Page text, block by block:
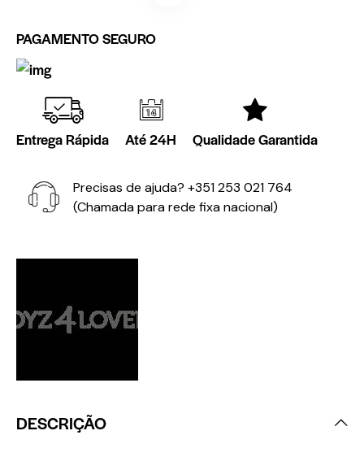
PAGAMENTO SEGURO
Entrega Rápida Até 24H Qualidade Garantida
Precisas de ajuda? +351 253 021 764
(Chamada para rede fixa nacional)
DESCRIÇÃO